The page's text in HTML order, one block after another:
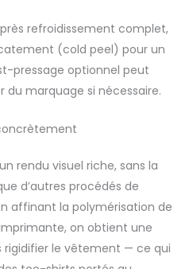
refroidissement complet,
(cold peel) pour un
pressage optionnel peut
du marquage si nécessaire.
rendu visuel riche, sans la
d’autres procédés de
affinant la polymérisation de
on obtient une
rigidifier le vêtement — ce qui